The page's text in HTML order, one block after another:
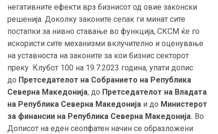
негативните ефекти врз бизнисот од овие законски
решенија. Доколку законите сепак ги минат сите
постапки за нивно ставање во функција, СКСМ ќе го
искористи сите механизми вклучително и оценување
на уставноста на законите за кои бизнис секторот
преку Клубот 100 на 19.7.2023 година, упати допис
до Претседателот на Собранието на Република
Северна Македонија, до Претседателот на Владата
на Република Северна Македонија и до Министерот
за финансии на Република Северна Македонија. Во
Дописот на еден сеопфатен начин се образложени